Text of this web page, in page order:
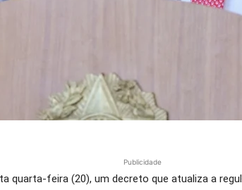
Publicidade
quarta-feira (20), um decreto que atualiza a